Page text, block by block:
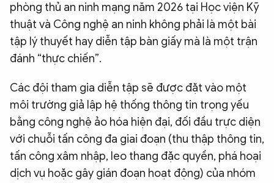
phòng thủ an ninh mạng năm 2026 tại Học viện Kỹ
thuật và Công nghệ an ninh không phải là một bài
tập lý thuyết hay diễn tập bàn giấy mà là một trận
đánh “thực chiến”.
Các đội tham gia diễn tập sẽ được đặt vào một
môi trường giả lập hệ thống thông tin trọng yếu
bằng công nghệ ảo hóa hiện đại, đối đầu trực diện
với chuỗi tấn công đa giai đoạn (thu thập thông tin,
tấn công xâm nhập, leo thang đặc quyền, phá hoại
dịch vụ hoặc gây gián đoạn hoạt động) của nhóm